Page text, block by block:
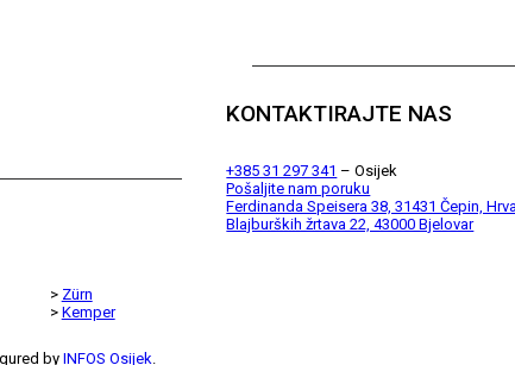
> Zürn
> Kemper
KONTAKTIRAJTE NAS
+385 31 297 341 – Osijek
Pošaljite nam poruku
Ferdinanda Speisera 38, 31431 Čepin,
Blajburških žrtava 22, 43000 Bjelovar
by INFOS Osijek.